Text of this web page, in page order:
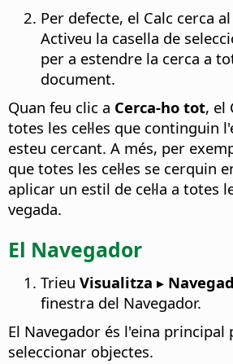
Per defecte, el Calc cerca
Activeu la casella de
per a estendre la cerca a
document.
Quan feu clic a Cerca-ho tot, el
totes les cel·les que continguin
esteu cercant. A més, per
que totes les cel·les se cerquin
aplicar un estil de cel·la a totes
vegada.
El Navegador
Trieu Visualitza ▸
finestra del Navegador.
El Navegador és l'eina principal
seleccionar objectes.